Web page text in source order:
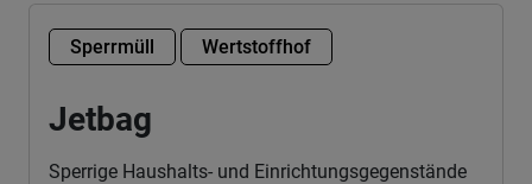
Sperrmüll Wertstoffhof
Jetbag
Sperrige Haushalts- und Einrichtungsgegenstände